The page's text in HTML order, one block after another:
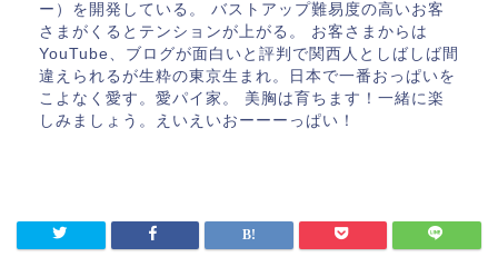
ー）を開発している。 バストアップ難易度の高いお客
さまがくるとテンションが上がる。 お客さまからは
YouTube、ブログが面白いと評判で関西人としばしば間
違えられるが生粋の東京生まれ。日本で一番おっぱいを
こよなく愛す。愛パイ家。 美胸は育ちます！一緒に楽
しみましょう。えいえいおーーーっぱい！